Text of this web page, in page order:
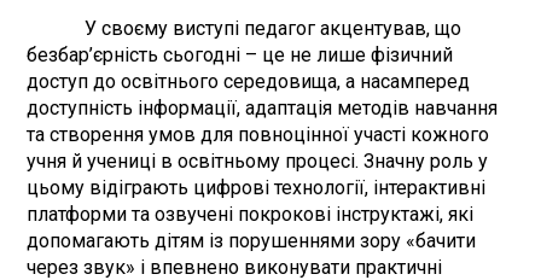
У своєму виступі педагог акцентував, що
безбар’єрність сьогодні – це не лише фізичний
доступ до освітнього середовища, а насамперед
доступність інформації, адаптація методів навчання
та створення умов для повноцінної участі кожного
учня й учениці в освітньому процесі. Значну роль у
цьому відіграють цифрові технології, інтерактивні
платформи та озвучені покрокові інструктажі, які
допомагають дітям із порушеннями зору «бачити
через звук» і впевнено виконувати практичні